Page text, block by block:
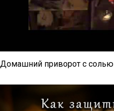
Домашний приворот с солью